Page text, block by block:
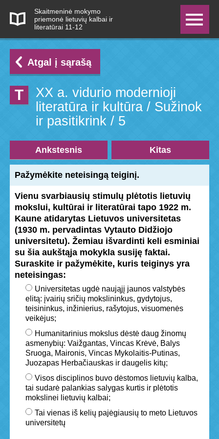
Skaitmeninė mokymo
priemonė lietuvių kalbai ir
literatūrai 11-12
Atgal į sąrašą
T
XX a. vidurio modernioji
literatūra ir kultūra / Sužinok
ir pasitikrink / 5
Kitas
Ankstesnis
Pažymėkite neteisingą teiginį.
Vienu svarbiausių stimulų plėtotis lietuvių
mokslui, kultūrai ir literatūrai tapo 1922 m.
Kaune atidarytas Lietuvos universitetas
(1930 m. pervadintas Vytauto Didžiojo
universitetu). Žemiau išvardinti keli esminiai
su šia aukštąja mokykla susiję faktai.
Suraskite ir pažymėkite, kuris teiginys yra
neteisingas:
Universitetas ugdė naująjį jaunos valstybės
elitą: įvairių sričių mokslininkus, gydytojus,
teisininkus, inžinierius, rašytojus, visuomenės
veikėjus;
Humanitarinius mokslus dėstė daug žinomų
asmenybių: Vaižgantas, Vincas Krėvė, Balys
Sruoga, Maironis, Vincas Mykolaitis-Putinas,
Juozapas Herbačiauskas ir daugelis kitų;
Visos disciplinos buvo dėstomos lietuvių kalba,
tai sudarė palankias salygas kurtis ir plėtotis
mokslinei lietuvių kalbai;
Tai vienas iš kelių pajėgiausių to meto Lietuvos
universitetų